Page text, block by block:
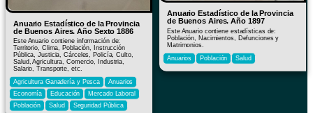
Anuario Estadístico de la Provincia
de Buenos Aires. Año Sexto 1886
Este Anuario contiene información de:
Territorio, Clima, Población, Instrucción
Pública, Justicia, Cárceles, Policía, Culto,
Salud, Agricultura, Comercio, Industria,
Salario, Transporte, etc.
Agricultura Ganadería y Pesca
Anuarios
Economía
Educación
Mercado Laboral
Población
Salud Seguridad Pública
Anuario Estadístico de la Provincia
de Buenos Aires. Año 1897
Este Anuario contiene estadísticas de:
Población, Nacimientos, Defunciones y
Matrimonios.
Anuarios
Población Salud